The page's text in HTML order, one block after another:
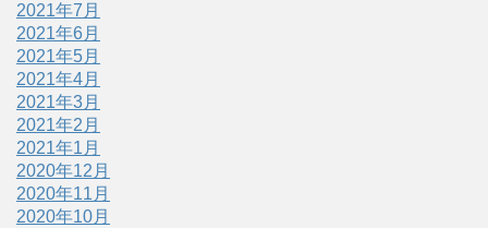
2021年7月
2021年6月
2021年5月
2021年4月
2021年3月
2021年2月
2021年1月
2020年12月
2020年11月
2020年10月